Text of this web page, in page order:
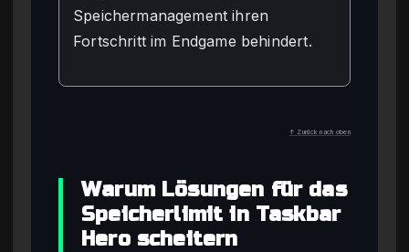
Speichermanagement ihren
Fortschritt im Endgame behindert.
↑ Zurück nach oben
Warum Lösungen für das
Speicherlimit in Taskbar
Hero scheitern